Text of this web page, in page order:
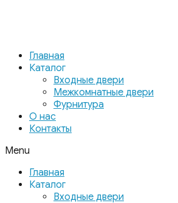
Главная
Каталог
Входные двери
Межкомнатные двери
Фурнитура
О нас
Контакты
Menu
Главная
Каталог
Входные двери